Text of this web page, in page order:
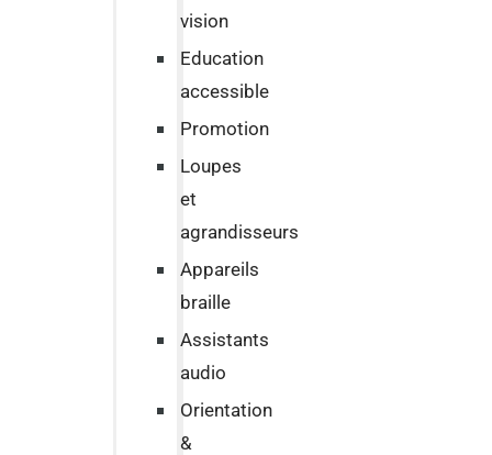
vision
Education
accessible
Promotion
Loupes
et
agrandisseurs
Appareils
braille
Assistants
audio
Orientation
&